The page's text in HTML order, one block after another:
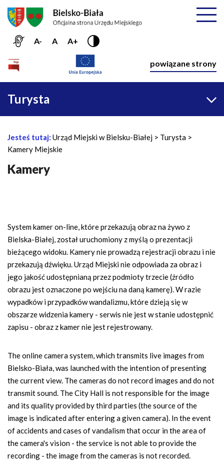
Przejdź do menu głównego
Przejdź do treści
Mapa serwisu
A- A A+
powiązane strony
Główna
nawigacja
Turysta
Ś
c
i
e
n
a
w
i
g
a
c
y
j
a
Jesteś tutaj: Urząd Miejski w Bielsku-Białej
Turysta
Kamery Miejskie
Kamery
System kamer on-line, które przekazują obraz na żywo z
Bielska-Białej, został uruchomiony z myślą o prezentacji
bieżącego widoku. Kamery nie prowadzą rejestracji obrazu i nie
przekazują dźwięku. Urząd Miejski nie odpowiada za obraz i
jego jakość udostępnianą przez podmioty trzecie (źródło
obrazu jest oznaczone po wejściu na daną kamerę). W razie
wypadków i przypadków wandalizmu, które dzieją się w
obszarze widzenia kamery - serwis nie jest w stanie udostępnić
zapisu - obraz z kamer nie jest rejestrowany.
The online camera system, which transmits live images from
Bielsko-Biała, was launched with the intention of presenting
the current view. The cameras do not record images and do not
transmit sound. The City Hall is not responsible for the image
and its quality provided by third parties (the source of the
image is indicated after entering a given camera). In the event
of accidents and cases of vandalism that occur in the area of
the camera's vision - the service is not able to provide the
recording - the image from the cameras is not recorded.